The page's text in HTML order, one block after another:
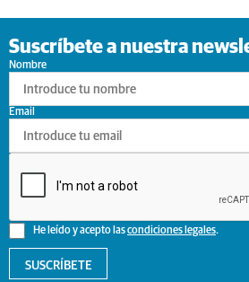
Suscríbete a nuestra
Nombre
He leído y acepto lascondiciones legales.
Email
SUSCRÍBETE